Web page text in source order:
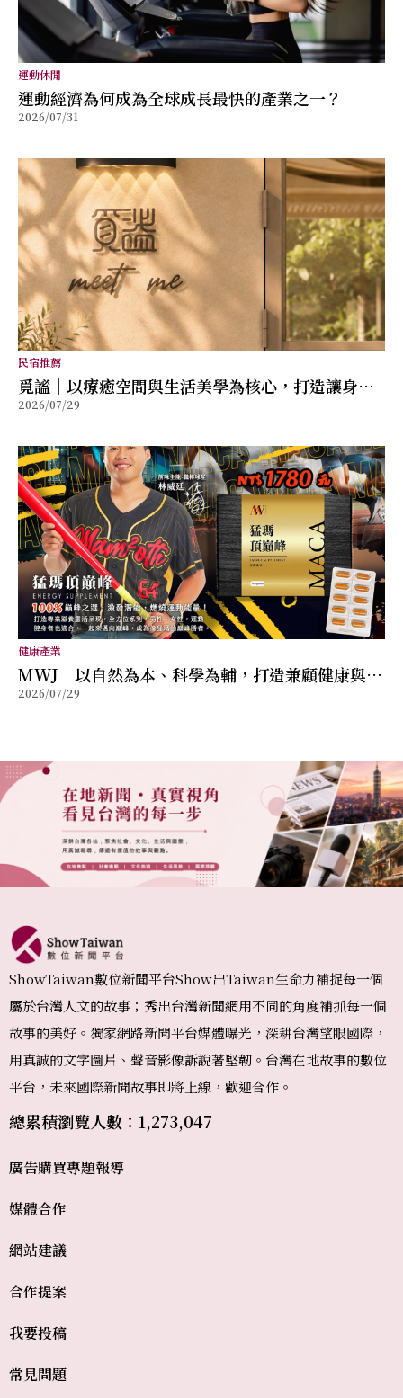
運動休閒
運動經濟為何成為全球成長最快的產業之一？
2026/07/31
民宿推薦
覓謐｜以療癒空間與生活美學為核心，打造讓身心
放鬆的質感生活提案
2026/07/29
健康產業
MWJ｜以自然為本、科學為輔，打造兼顧健康與幸
福的全方位保健品牌
2026/07/29
ShowTaiwan數位新聞平台Show出Taiwan生命力補捉每一個
屬於台灣人文的故事；秀出台灣新聞網用不同的角度補抓每一個
故事的美好。獨家網路新聞平台媒體曝光，深耕台灣望眼國際，
用真誠的文字圖片、聲音影像訴說著堅韌。台灣在地故事的數位
平台，未來國際新聞故事即將上線，歡迎合作。
總累積瀏覽人數：1,273,047
廣告購買
媒體合作
網站建議
合作提案
我要投稿
常見問題
專題報導